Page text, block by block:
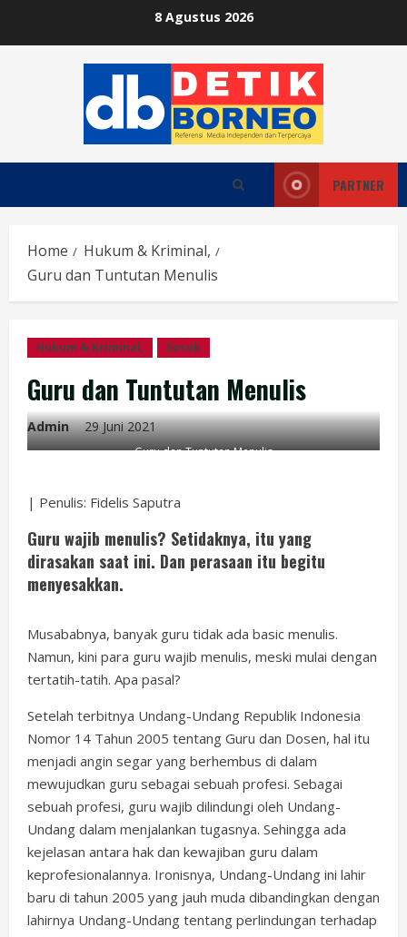
8 Agustus 2026
PARTNER
Home
Hukum & Kriminal,
Guru dan Tuntutan Menulis
Hukum & Kriminal, Sosok
Guru dan Tuntutan Menulis
Admin 29 Juni 2021
Guru dan Tuntutan Menulis
| Penulis: Fidelis Saputra
Guru wajib menulis? Setidaknya, itu yang
dirasakan saat ini. Dan perasaan itu begitu
menyesakkan.
Musababnya, banyak guru tidak ada basic menulis.
Namun, kini para guru wajib menulis, meski mulai dengan
tertatih-tatih. Apa pasal?
Setelah terbitnya Undang-Undang Republik Indonesia
Nomor 14 Tahun 2005 tentang Guru dan Dosen, hal itu
menjadi angin segar yang berhembus di dalam
mewujudkan guru sebagai sebuah profesi. Sebagai
sebuah profesi, guru wajib dilindungi oleh Undang-
Undang dalam menjalankan tugasnya. Sehingga ada
kejelasan antara hak dan kewajiban guru dalam
keprofesionalannya. Ironisnya, Undang-Undang ini lahir
baru di tahun 2005 yang jauh muda dibandingkan dengan
lahirnya Undang-Undang tentang perlindungan terhadap